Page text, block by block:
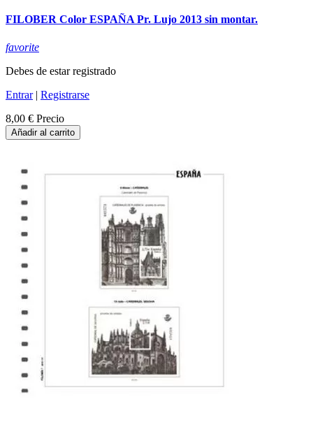
FILOBER Color ESPAÑA Pr. Lujo 2013 sin montar.
favorite
Debes de estar registrado
Entrar| Registrarse
8,00 € Precio
Añadir al carrito